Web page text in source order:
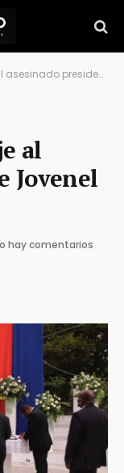
presidente Jovenel Moise
al
Jovenel
hay comentarios